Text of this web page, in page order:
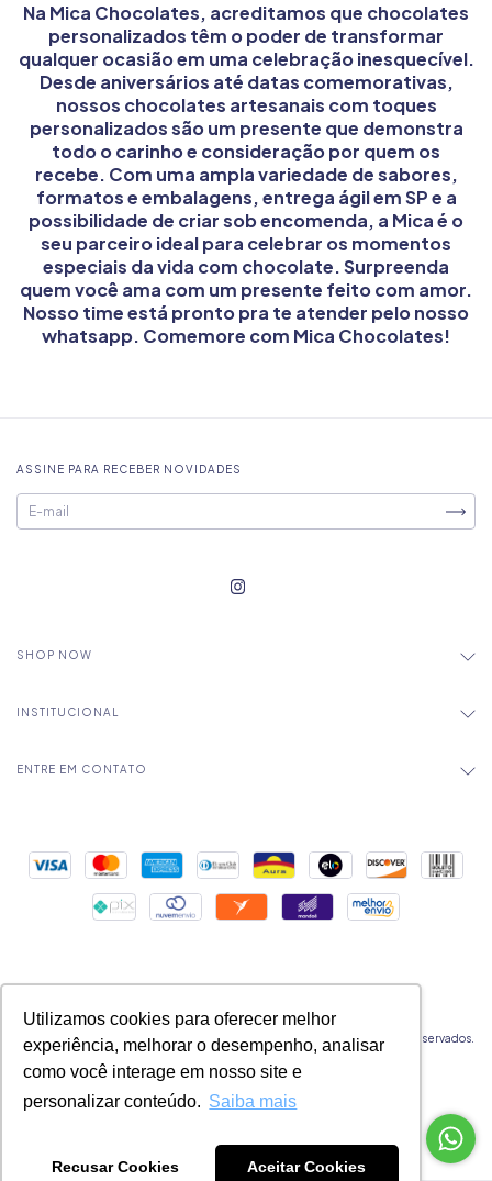
Utilizamos cookies para oferecer melhor
experiência, melhorar o desempenho, analisar
como você interage em nosso site e
personalizar conteúdo. Saiba mais
Recusar Cookies Aceitar Cookies
Na Mica Chocolates, acreditamos que chocolates
personalizados têm o poder de transformar
qualquer ocasião em uma celebração inesquecível.
Desde aniversários até datas comemorativas,
nossos chocolates artesanais com toques
personalizados são um presente que demonstra
todo o carinho e consideração por quem os
recebe. Com uma ampla variedade de sabores,
formatos e embalagens, entrega ágil em SP e a
possibilidade de criar sob encomenda, a Mica é o
seu parceiro ideal para celebrar os momentos
especiais da vida com chocolate. Surpreenda
quem você ama com um presente feito com amor.
Nosso time está pronto pra te atender pelo nosso
whatsapp. Comemore com Mica Chocolates!
ASSINE PARA RECEBER NOVIDADES
SHOP NOW
INSTITUCIONAL
ENTRE EM CONTATO
Copyright Mica Chocolates - 32524177000183 - 2026. Todos os direitos reservados.